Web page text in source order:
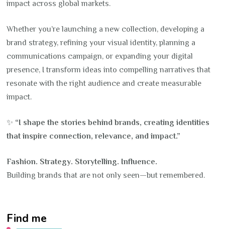
impact across global markets.
Whether you’re launching a new collection, developing a
brand strategy, refining your visual identity, planning a
communications campaign, or expanding your digital
presence, I transform ideas into compelling narratives that
resonate with the right audience and create measurable
impact.
✨ “I shape the stories behind brands, creating identities
that inspire connection, relevance, and impact.”
Fashion. Strategy. Storytelling. Influence.
Building brands that are not only seen—but remembered.
Find me